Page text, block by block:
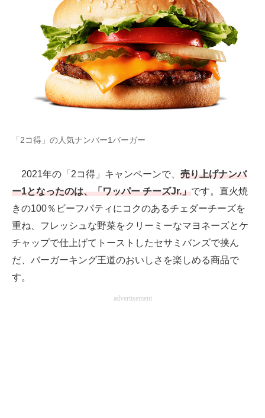
「2コ得」の人気ナンバー1バーガー
2021年の「2コ得」キャンペーンで、 売り上げナンバ
ー1となったのは、「ワッパー チーズJr.」です。直火焼
きの100％ビーフパティにコクのあるチェダーチーズを
重ね、フレッシュな野菜をクリーミーなマヨネーズとケ
チャップで仕上げてトーストしたセサミバンズで挟ん
だ、バーガーキング王道のおいしさを楽しめる商品で
す。
advertisement